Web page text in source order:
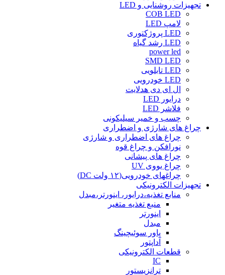
تجهیزات روشنایی و LED
COB LED
لامپ LED
LED پروژکتوری
LED رشد گیاه
power led
SMD LED
LED تابلویی
LED خودرویی
ال ای دی هدلایت
درایور LED
فلاشر LED
چسب و خمیر سیلیکونی
چراغ های شارژی و اضطراری
چراغ های اضطراری و شارژی
نورافکن و چراغ قوه
چراغ های پیشانی
چراغ یووی UV
چراغهای خودرویی(۱۲ ولت DC)
تجهیزات الکترونیکی
منابع تغذیه،درایور، اینورتر،مبدل
منبع تغذیه متغیر
اینورتر
مبدل
پاور سوئیچینگ
آداپتور
قطعات الکترونیکی
IC
ترانزیستور